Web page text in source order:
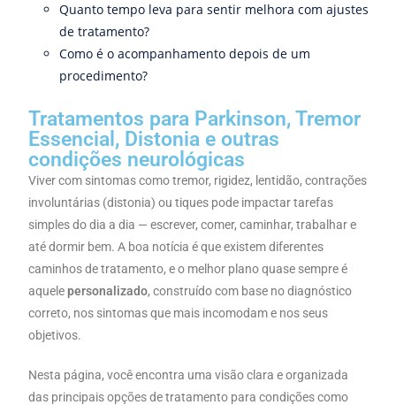
Quanto tempo leva para sentir melhora com ajustes
de tratamento?
Como é o acompanhamento depois de um
procedimento?
Tratamentos para Parkinson, Tremor
Essencial, Distonia e outras
condições neurológicas
Viver com sintomas como tremor, rigidez, lentidão, contrações
involuntárias (distonia) ou tiques pode impactar tarefas
simples do dia a dia — escrever, comer, caminhar, trabalhar e
até dormir bem. A boa notícia é que existem diferentes
caminhos de tratamento, e o melhor plano quase sempre é
aquelepersonalizado, construído com base no diagnóstico
correto, nos sintomas que mais incomodam e nos seus
objetivos.
Nesta página, você encontra uma visão clara e organizada
das principais opções de tratamento para condições como